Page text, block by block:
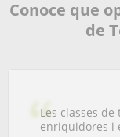
Conoce que
de
Les classes
enriquidores i